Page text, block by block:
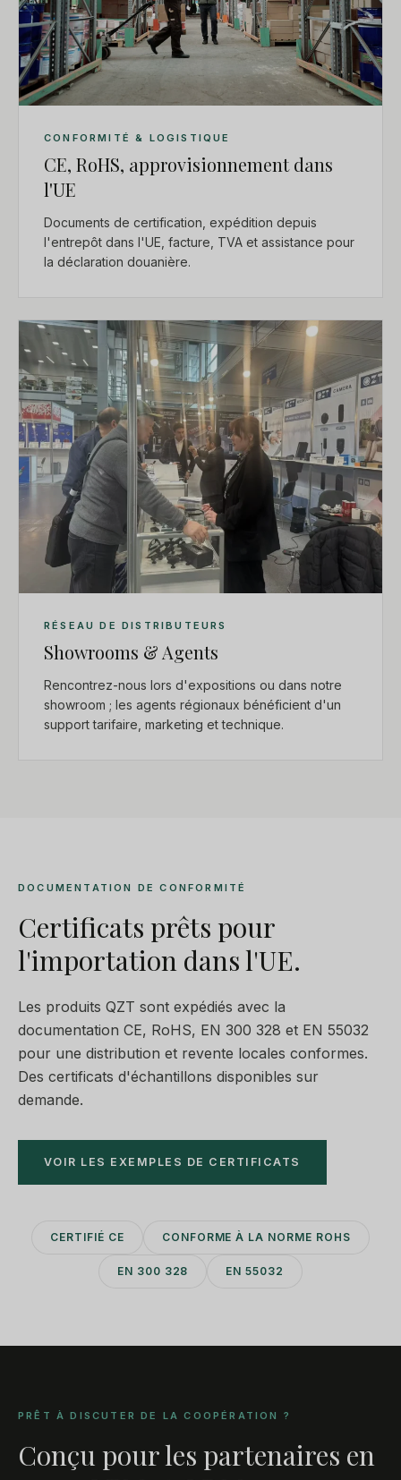
CONFORMITÉ & LOGISTIQUE
CE, RoHS, approvisionnement dans
l'UE
Documents de certification, expédition depuis
l'entrepôt dans l'UE, facture, TVA et assistance pour
la déclaration douanière.
RÉSEAU DE DISTRIBUTEURS
Showrooms & Agents
Rencontrez-nous lors d'expositions ou dans notre
showroom ; les agents régionaux bénéficient d'un
support tarifaire, marketing et technique.
DOCUMENTATION DE CONFORMITÉ
Certificats prêts pour
l'importation dans l'UE.
Les produits QZT sont expédiés avec la
documentation CE, RoHS, EN 300 328 et EN 55032
pour une distribution et revente locales conformes.
Des certificats d'échantillons disponibles sur
demande.
VOIR LES EXEMPLES DE CERTIFICATS
CERTIFIÉ CE CONFORME À LA NORME ROHS
EN 300 328 EN 55032
PRÊT À DISCUTER DE LA COOPÉRATION ?
Conçu pour les partenaires en